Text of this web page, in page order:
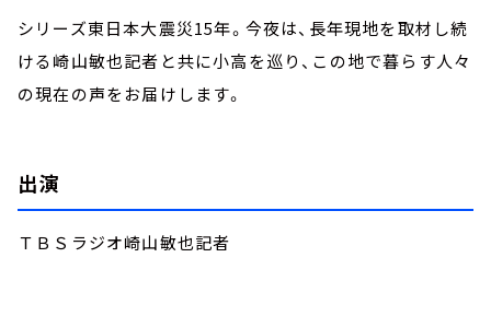
シリーズ東日本大震災15年。今夜は、長年現地を取材し続
ける崎山敏也記者と共に小高を巡り、この地で暮らす人々
の現在の声をお届けします。
出演
ＴＢＳラジオ崎山敏也記者